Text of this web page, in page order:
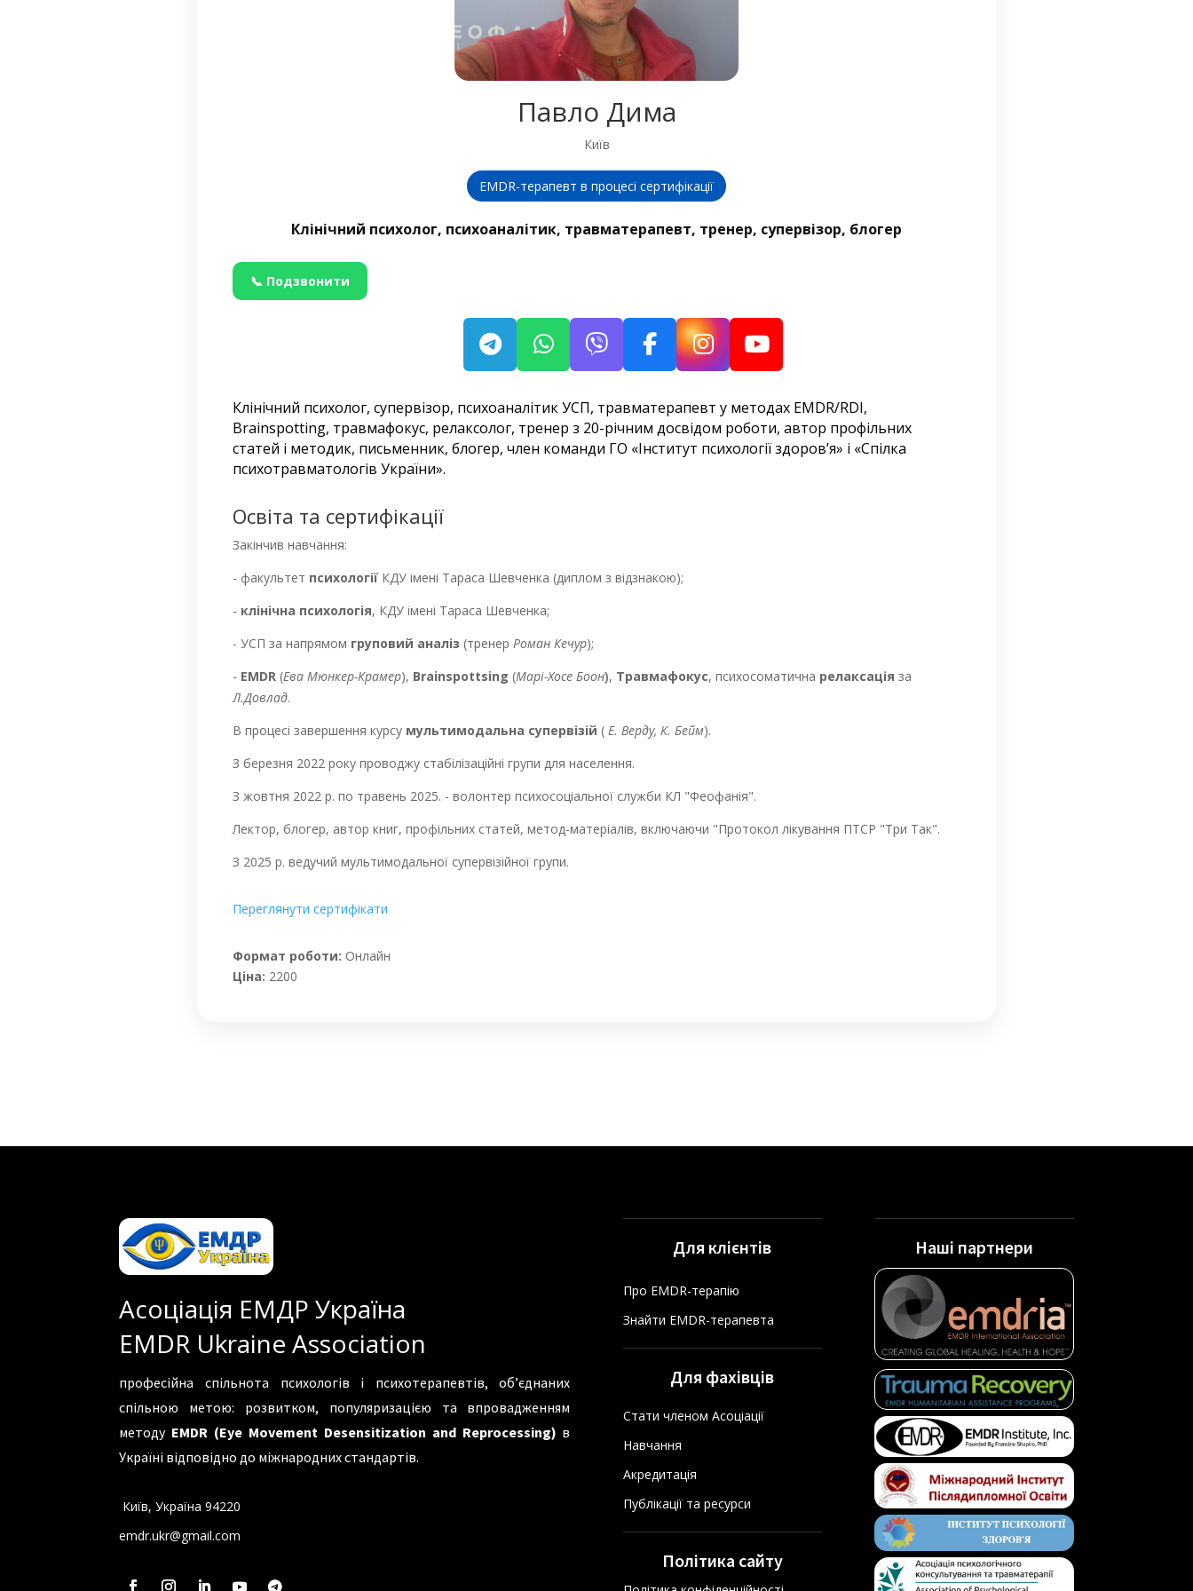
Павло Дима
Київ
EMDR-терапевт в процесі сертифікації
Клінічний психолог, психоаналітик, травматерапевт, тренер, супервізор, блогер
📞 Подзвонити
Клінічний психолог, супервізор, психоаналітик УСП, травматерапевт у методах EMDR/RDI,
Brainspotting, травмафокус, релаксолог, тренер з 20-річним досвідом роботи, автор профільних
статей і методик, письменник, блогер, член команди ГО «Інститут психології здоров’я» і «Cпілка
психотравматологів України».
Освіта та сертифікації
Закінчив навчання:
- факультет психології КДУ імені Тараса Шевченка (диплом з відзнакою);
- клінічна психологія, КДУ імені Тараса Шевченка;
- УСП за напрямом груповий аналіз (тренер Роман Кечур);
- EMDR (Ева Мюнкер-Крамер), Brainspottsing (Марі-Хосе Боон), Травмафокус, психосоматична релаксація за
Л.Довлад.
В процесі завершення курсу мультимодальна супервізій ( Е. Верду, К. Бейм).
З березня 2022 року проводжу стабілізаційні групи для населення.
З жовтня 2022 р. по травень 2025. - волонтер психосоціальної служби КЛ "Феофанія".
Лектор, блогер, автор книг, профільних статей, метод-матеріалів, включаючи "Протокол лікування ПТСР "Три Так".
З 2025 р. ведучий мультимодальної супервізійної групи.
Переглянути сертифікати
Формат роботи: Онлайн
Ціна: 2200
Асоціація ЕМДР Україна
EMDR Ukraine Association
професійна спільнота психологів і психотерапевтів, об’єднаних
спільною метою: розвитком, популяризацією та впровадженням
методу EMDR (Eye Movement Desensitization and Reprocessing) в
Україні відповідно до міжнародних стандартів.
Київ, Україна 94220
emdr.ukr@gmail.com
Для клієнтів
Про EMDR-терапію
Знайти EMDR-терапевта
Для фахівців
Стати членом Асоціації
Навчання
Акредитація
Публікації та ресурси
Політика сайту
Наші партнери